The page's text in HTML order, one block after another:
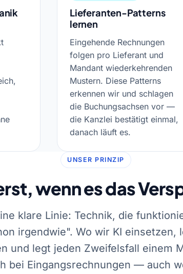
Lieferanten-Patterns
lernen
Eingehende Rechnungen
folgen pro Lieferant und
Mandant wiederkehrenden
Mustern. Diese Patterns
erkennen wir und schlagen
die Buchungsachsen vor —
die Kanzlei bestätigt einmal,
danach läuft es.
UNSER PRINZIP
wenn es das
klare Linie: Technik, die
irgendwie". Wo wir KI einsetzen,
und legt jeden Zweifelsfall einem
bei Eingangsrechnungen — auch